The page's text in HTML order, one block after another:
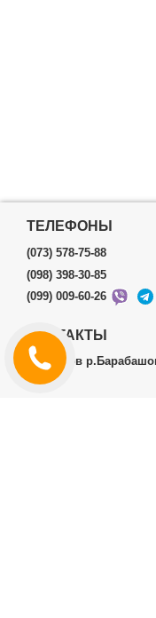
ТЕЛЕФОНЫ
(073) 578-75-88
(098) 398-30-85
(099) 009-60-26
КОНТАКТЫ
г.Харьков